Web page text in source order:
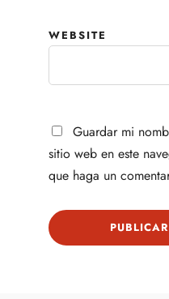
WEBSITE
Guardar mi
sitio web en este
que haga un